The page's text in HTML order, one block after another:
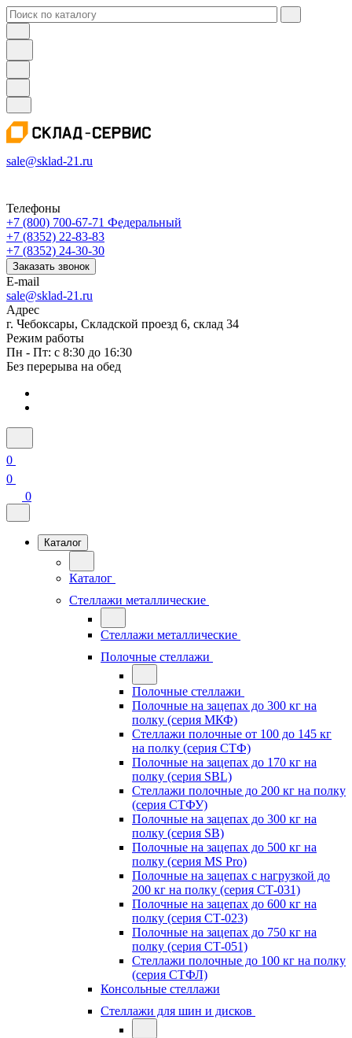
sale@sklad-21.ru
Телефоны
+7 (800) 700-67-71 Федеральный
+7 (8352) 22-83-83
+7 (8352) 24-30-30
Заказать звонок
E-mail
sale@sklad-21.ru
Адрес
г. Чебоксары, Складской проезд 6, склад 34
Режим работы
Пн - Пт: с 8:30 до 16:30
Без перерыва на обед
0
0
0
Каталог
Каталог
Стеллажи металлические
Стеллажи металлические
Полочные стеллажи
Полочные стеллажи
Полочные на зацепах до 300 кг на
полку (серия МКФ)
Стеллажи полочные от 100 до 145 кг
на полку (серия СТФ)
Полочные на зацепах до 170 кг на
полку (серия SBL)
Стеллажи полочные до 200 кг на полку
(серия СТФУ)
Полочные на зацепах до 300 кг на
полку (серия SB)
Полочные на зацепах до 500 кг на
полку (серия MS Pro)
Полочные на зацепах с нагрузкой до
200 кг на полку (серия СТ-031)
Полочные на зацепах до 600 кг на
полку (серия СТ-023)
Полочные на зацепах до 750 кг на
полку (серия СТ-051)
Стеллажи полочные до 100 кг на полку
(серия СТФЛ)
Консольные стеллажи
Стеллажи для шин и дисков